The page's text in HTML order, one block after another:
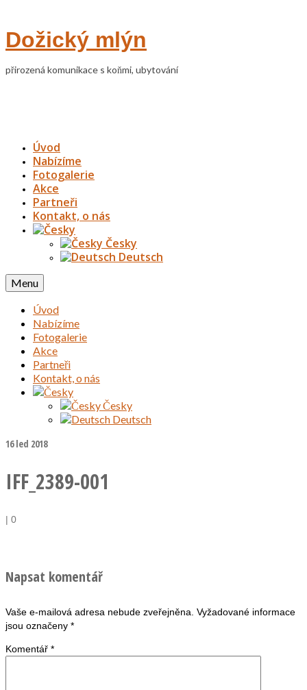
Dožický mlýn
přirozená komunikace s koňmi, ubytování
Úvod
Nabízíme
Fotogalerie
Akce
Partneři
Kontakt, o nás
Česky
Deutsch
Menu
Úvod
Nabízíme
Fotogalerie
Akce
Partneři
Kontakt, o nás
Česky
Deutsch
16led 2018
IFF_2389-001
| 0
Napsat komentář
Vaše e-mailová adresa nebude zveřejněna. Vyžadované informace
jsou označeny *
Komentář *